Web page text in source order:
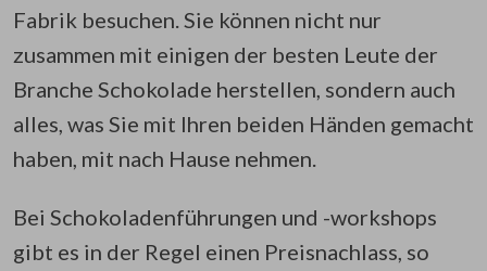
Fabrik besuchen. Sie können nicht nur
zusammen mit einigen der besten Leute der
Branche Schokolade herstellen, sondern auch
alles, was Sie mit Ihren beiden Händen gemacht
haben, mit nach Hause nehmen.
Bei Schokoladenführungen und -workshops
gibt es in der Regel einen Preisnachlass, so